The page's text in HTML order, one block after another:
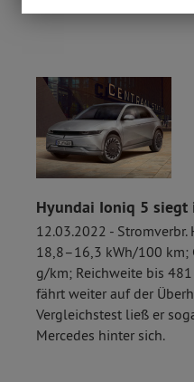
Hyundai Ioniq 5 siegt
12.03.2022 -
18,8–16,3 kWh/100 km;
g/km; Reichweite bis
fährt weiter auf der
Vergleichstest ließ er
Mercedes hinter sich.